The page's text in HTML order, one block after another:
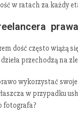
w ratach za każdy
dość często wiążą
przechodzą na
wykorzystać
w przypadku
fotografa?